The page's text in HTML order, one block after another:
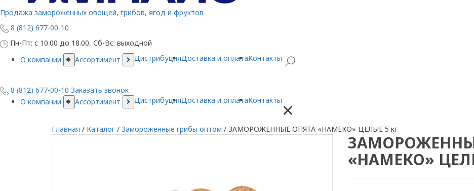
Продажа замороженных овощей, грибов, ягод и фруктов
8 (812) 677-00-10
Пн-Пт: с 10.00 до 18.00, Сб-Вс: выходной
О компании
Ассортимент ДистрибуцияДоставка и оплатаКонтакты
8 (812) 677-00-10 Заказать звонок
О компании
Ассортимент ДистрибуцияДоставка и оплатаКонтакты×
Главная / Каталог / Замороженные грибы оптом / ЗАМОРОЖЕННЫЕ ОПЯТА «НАМЕКО» ЦЕЛЫЕ 5 кг
«НАМЕКО»